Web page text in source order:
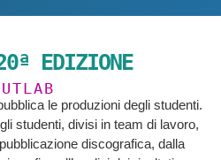
EDIZIONE
le produzioni degli studenti.
studenti, divisi in team di lavoro,
discografica, dalla